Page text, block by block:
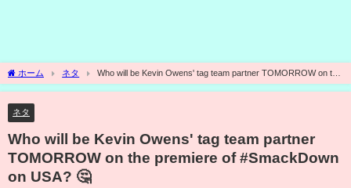
ホーム ネタ
Who will be Kevin Owens' tag team partner TOMORROW on the
premiere of #SmackDown on USA? 🤔
ネタ
Who will be Kevin Owens' tag team partner
TOMORROW on the premiere of #SmackDown
on USA? 🤔